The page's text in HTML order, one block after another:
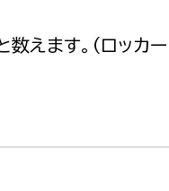
えます。（ロッカー